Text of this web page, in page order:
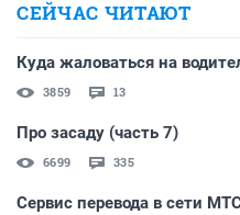
СЕЙЧАС ЧИТАЮТ
Куда жаловаться на
3859 13
Про засаду (часть 7)
6699 335
Сервис перевода в сети